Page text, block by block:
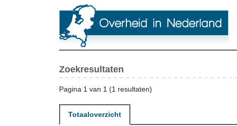
Zoekresultaten
Pagina 1 van 1 (1 resultaten)
Totaaloverzicht